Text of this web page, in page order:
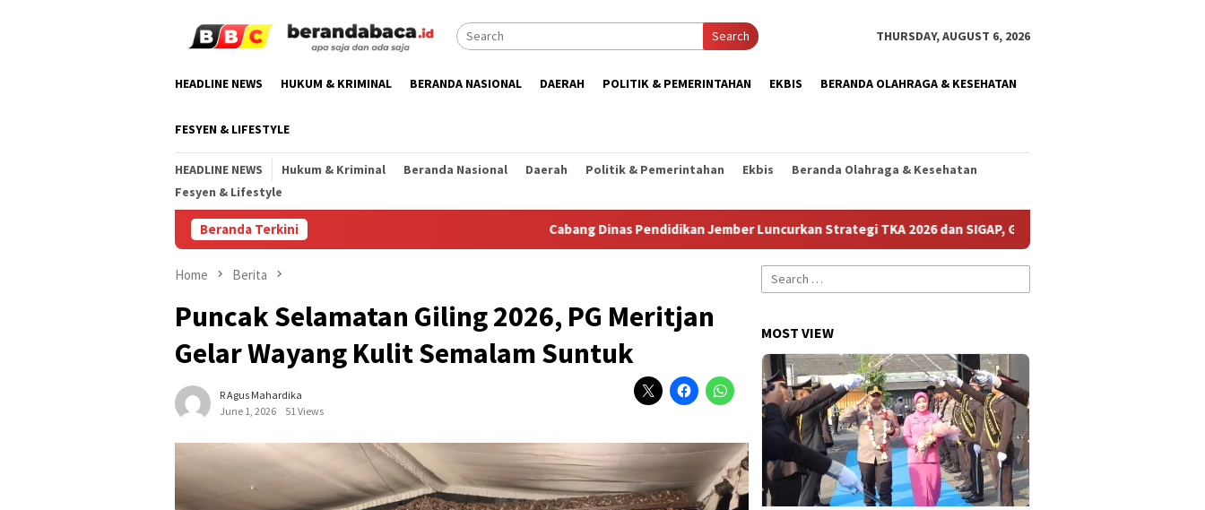
Search THURSDAY, AUGUST 6, 2026
HEADLINE NEWS HUKUM & KRIMINAL BERANDA NASIONAL DAERAH POLITIK & PEMERINTAHAN EKBIS BERANDA OLAHRAGA & KESEHATAN
FESYEN & LIFESTYLE
HEADLINE NEWS Hukum & Kriminal Beranda Nasional Daerah Politik & Pemerintahan Ekbis
Beranda Olahraga & Kesehatan
Fesyen & Lifestyle
Beranda Terkini Cabang Dinas Pendidikan Jember Luncurkan Strategi TKA 2026 dan SIGAP, Genjot Mutu Sekolah
Home Berita
Puncak Selamatan Giling 2026, PG Meritjan
Gelar Wayang Kulit Semalam Suntuk
R Agus Mahardika
June 1, 2026
51 Views
Search
for:
MOST VIEW